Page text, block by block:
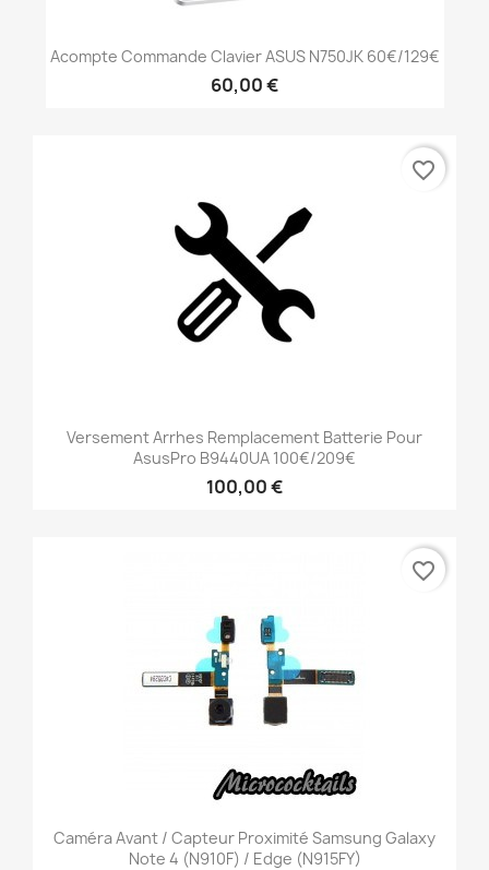
Acompte Commande Clavier ASUS N750JK 60€/129€
60,00 €
Versement Arrhes Remplacement Batterie Pour
AsusPro B9440UA 100€/209€
100,00 €
favorite_border
Caméra Avant / Capteur Proximité Samsung Galaxy
Note 4 (N910F) / Edge (N915FY)
favorite_border